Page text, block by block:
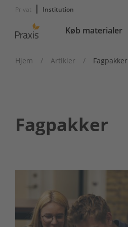
Privat Institution
Main
Køb materialer
Hjem / Artikler / Fagpakker
Fagpakker